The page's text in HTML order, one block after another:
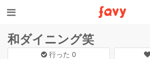
和ダイニング笑
行った0